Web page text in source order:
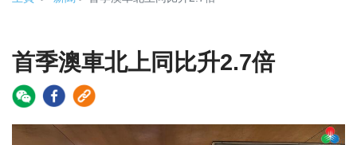
首季澳車北上同比升2.7倍